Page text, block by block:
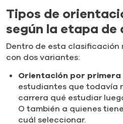
Tipos de
según la etapa de
Dentro de esta clasificación
con dos variantes:
Orientación por primera
estudiantes que todavía
carrera qué estudiar
O también a quienes
cuál seleccionar.